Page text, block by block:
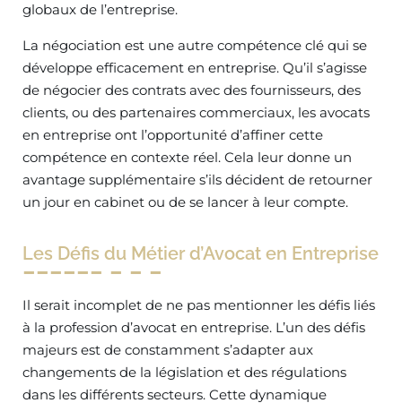
globaux de l’entreprise.
La négociation est une autre compétence clé qui se
développe efficacement en entreprise. Qu’il s’agisse
de négocier des contrats avec des fournisseurs, des
clients, ou des partenaires commerciaux, les avocats
en entreprise ont l’opportunité d’affiner cette
compétence en contexte réel. Cela leur donne un
avantage supplémentaire s’ils décident de retourner
un jour en cabinet ou de se lancer à leur compte.
Les Défis du Métier d’Avocat en Entreprise
Il serait incomplet de ne pas mentionner les défis liés
à la profession d’avocat en entreprise. L’un des défis
majeurs est de constamment s’adapter aux
changements de la législation et des régulations
dans les différents secteurs. Cette dynamique